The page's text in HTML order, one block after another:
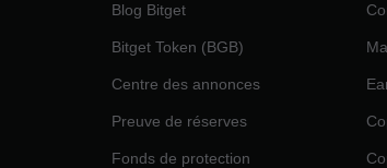
Blog Bitget
Bitget Token (BGB)
Centre des annonces
Preuve de réserves
Fonds de protection